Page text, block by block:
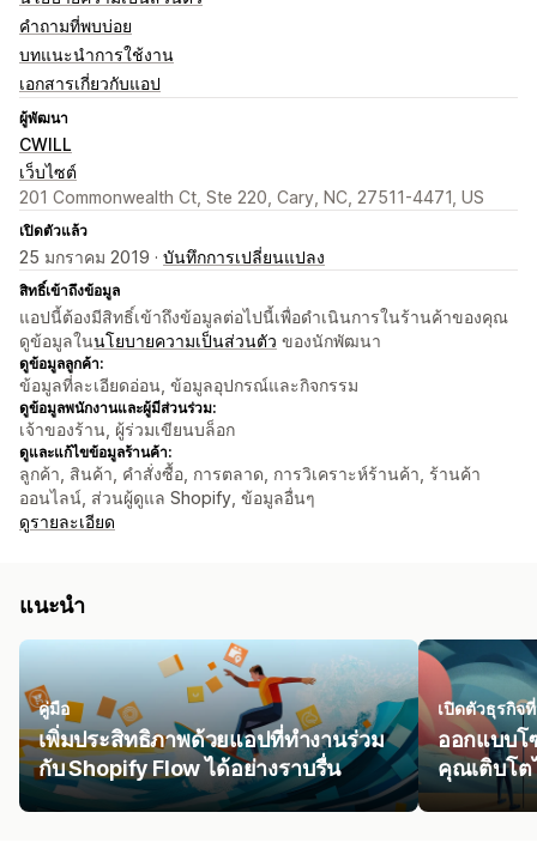
คำถามที่พบบ่อย
บทแนะนำการใช้งาน
เอกสารเกี่ยวกับแอป
ผู้พัฒนา
CWILL
เว็บไซต์
201 Commonwealth Ct, Ste 220, Cary, NC, 27511-4471, US
เปิดตัวแล้ว
25 มกราคม 2019 · บันทึกการเปลี่ยนแปลง
สิทธิ์เข้าถึงข้อมูล
แอปนี้ต้องมีสิทธิ์เข้าถึงข้อมูลต่อไปนี้เพื่อดำเนินการในร้านค้าของคุณ
ดูข้อมูลในนโยบายความเป็นส่วนตัว ของนักพัฒนา
ดูข้อมูลลูกค้า:
ข้อมูลที่ละเอียดอ่อน, ข้อมูลอุปกรณ์และกิจกรรม
ดูข้อมูลพนักงานและผู้มีส่วนร่วม:
เจ้าของร้าน, ผู้ร่วมเขียนบล็อก
ดูและแก้ไขข้อมูลร้านค้า:
ลูกค้า, สินค้า, คำสั่งซื้อ, การตลาด, การวิเคราะห์ร้านค้า, ร้านค้า
ออนไลน์, ส่วนผู้ดูแล Shopify, ข้อมูลอื่นๆ
ดูรายละเอียด
แนะนำ
คู่มือ
เพิ่มประสิทธิภาพด้วยแอปที่ทำงานร่วม
กับ Shopify Flow ได้อย่างราบรื่น
เปิดตัวธุรกิจ
ออกแบบโ
คุณเติบโต